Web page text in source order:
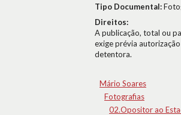
Tipo Documental:
Direitos:
A publicação, total ou
exige prévia
detentora.
Mário Soares
Fotografias
02.Opositor ao